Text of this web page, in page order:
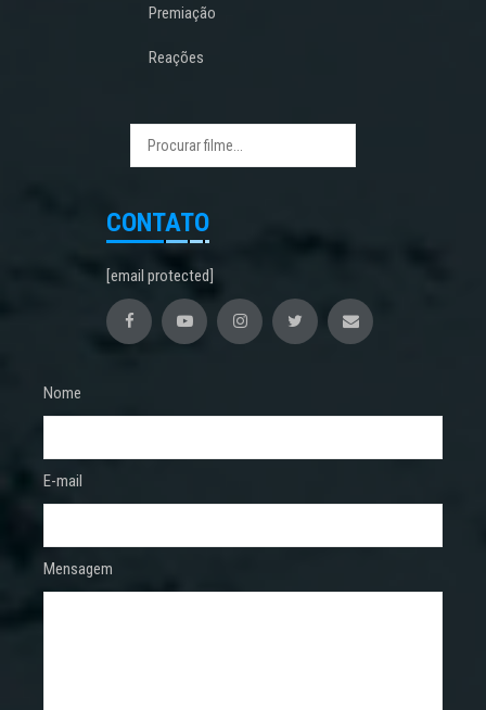
Premiação
Reações
CONTATO
[email protected]
Nome
E-mail
Mensagem